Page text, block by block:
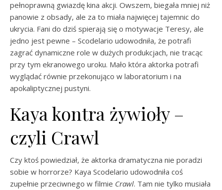
pełnoprawną gwiazdę kina akcji. Owszem, biegała mniej niż
panowie z obsady, ale za to miała najwięcej tajemnic do
ukrycia. Fani do dziś spierają się o motywacje Teresy, ale
jedno jest pewne – Scodelario udowodniła, że potrafi
zagrać dynamiczne role w dużych produkcjach, nie tracąc
przy tym ekranowego uroku. Mało która aktorka potrafi
wyglądać równie przekonująco w laboratorium i na
apokaliptycznej pustyni.
Kaya kontra żywioły –
czyli Crawl
Czy ktoś powiedział, że aktorka dramatyczna nie poradzi
sobie w horrorze? Kaya Scodelario udowodniła coś
zupełnie przeciwnego w filmie Crawl. Tam nie tylko musiała